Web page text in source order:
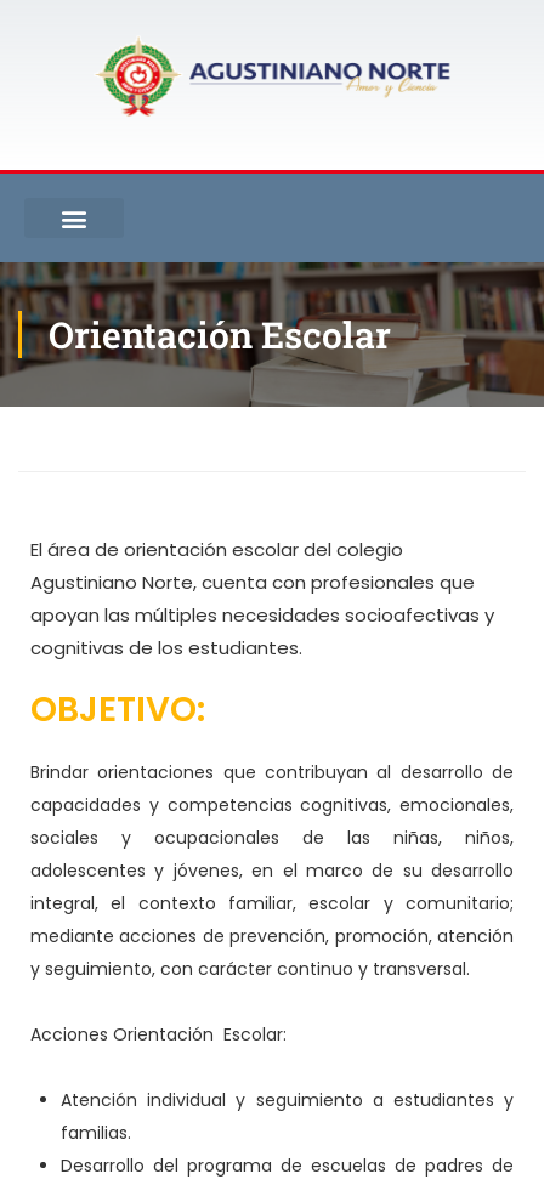
Orientación Escolar
El área de orientación escolar del colegio
Agustiniano Norte, cuenta con profesionales que
apoyan las múltiples necesidades socioafectivas y
cognitivas de los estudiantes.
OBJETIVO:
Brindar orientaciones que contribuyan al desarrollo de
capacidades y competencias cognitivas, emocionales,
sociales y ocupacionales de las niñas, niños,
adolescentes y jóvenes, en el marco de su desarrollo
integral, el contexto familiar, escolar y comunitario;
mediante acciones de prevención, promoción, atención
y seguimiento, con carácter continuo y transversal.
Acciones Orientación Escolar:
Atención individual y seguimiento a estudiantes y
familias.
Desarrollo del programa de escuelas de padres de